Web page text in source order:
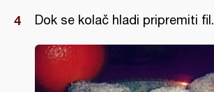
Dok se kolač hladi pripremiti fil.